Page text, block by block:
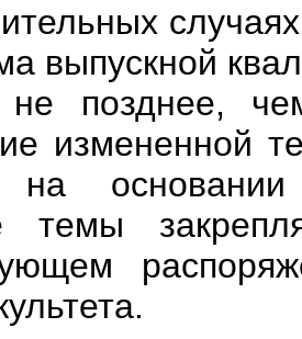
выпускной
не позднее,
измененной
на основании
темы